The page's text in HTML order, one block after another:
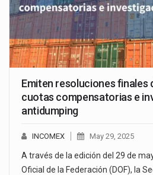
Emiten resoluciones finales
cuotas compensatorias e
antidumping
INCOMEX May 29, 2025
A través de la edición del 29 de
Oficial de la Federación (DOF), la